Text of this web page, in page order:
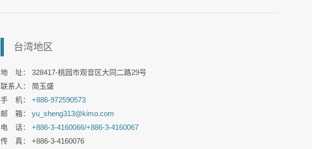
台湾地区
地 址： 328417-桃园市观音区大同二路29号
联系人： 简玉盛
手 机：+886-972590573
邮 箱：yu_sheng313@kimo.com
电 话：+886-3-4160066/+886-3-4160067
传 真： +886-3-4160076